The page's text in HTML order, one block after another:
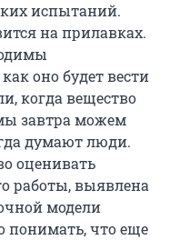
испытаний.
на прилавках.
оно будет вести
когда вещество
завтра можем
думают люди.
оценивать
работы, выявлена
модели
понимать, что еще